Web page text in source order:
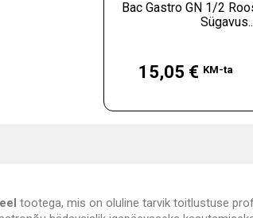
Bac Gastro GN 1/2
15,05 € KM-ta
tootega, mis on oluline tarvik toitlustuse